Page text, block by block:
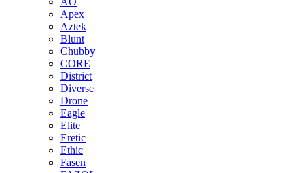
Apex
Aztek
Blunt
Chubby
CORE
District
Diverse
Drone
Eagle
Elite
Eretic
Ethic
Fasen